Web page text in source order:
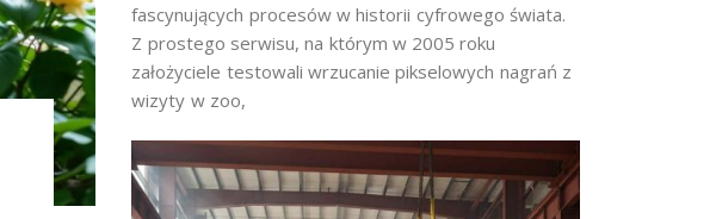
fascynujących procesów w historii cyfrowego świata.
Z prostego serwisu, na którym w 2005 roku
założyciele testowali wrzucanie pikselowych nagrań z
wizyty w zoo,